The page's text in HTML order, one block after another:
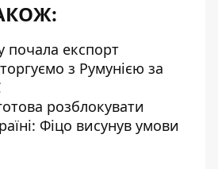
почала експорт
з Румунією за
розблокувати
Фіцо висунув умови